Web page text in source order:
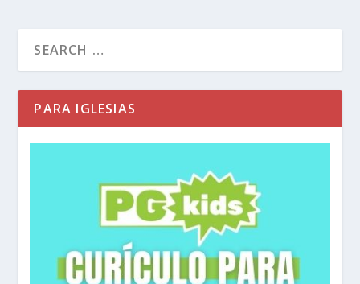
se presentaría ante el faraón. Así comenzó su
papel como profeta, alguien que habla en
nombre de Dios.
El enfrentamiento entre Moisés y el faraón es
uno de los relatos más dramáticos de la historia.
Después de diez plagas milagrosas, el faraón
PARA IGLESIAS